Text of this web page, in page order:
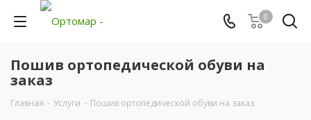
0
Пошив ортопедической обуви на
заказ
Главная - Услуги - Пошив ортопедической обуви на заказ